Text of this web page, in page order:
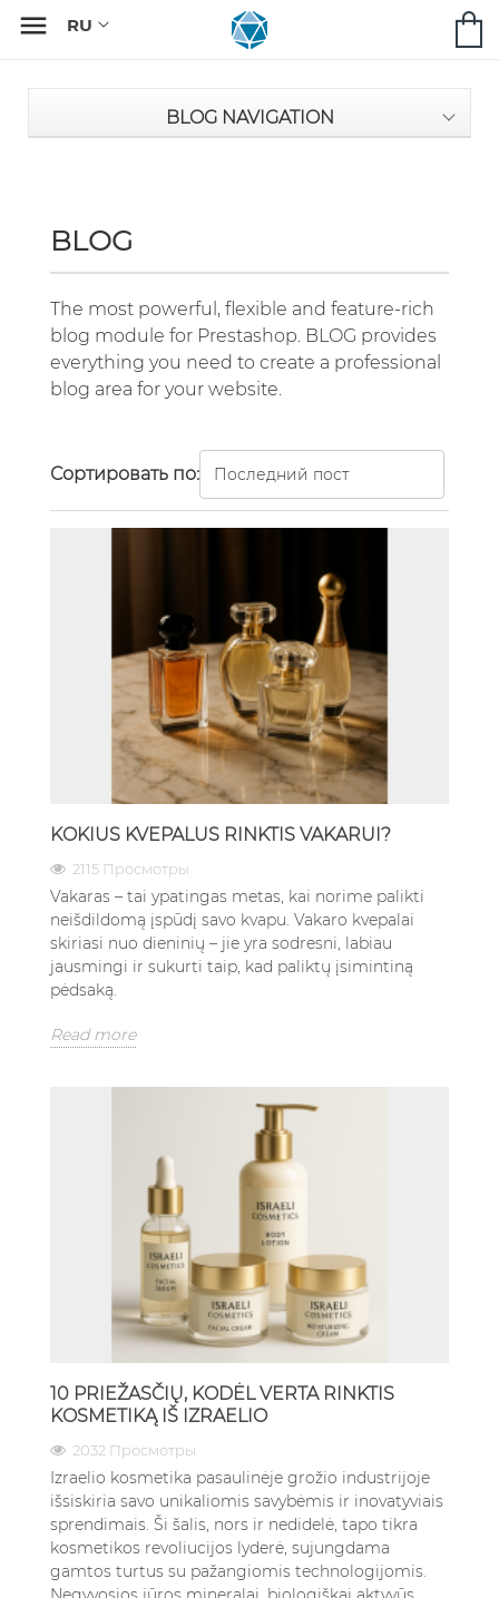

BLOG NAVIGATION
BLOG
The most powerful, flexible and feature-rich
blog module for Prestashop. BLOG provides
everything you need to create a professional
blog area for your website.
Сортировать по:
KOKIUS KVEPALUS RINKTIS VAKARUI?
2115 Просмотры
Vakaras – tai ypatingas metas, kai norime palikti
neišdildomą įspūdį savo kvapu. Vakaro kvepalai
skiriasi nuo dieninių – jie yra sodresni, labiau
jausmingi ir sukurti taip, kad paliktų įsimintiną
pėdsaką.
Read more
10 PRIEŽASČIŲ, KODĖL VERTA RINKTIS
KOSMETIKĄ IŠ IZRAELIO
2032 Просмотры
Izraelio kosmetika pasaulinėje grožio industrijoje
išsiskiria savo unikaliomis savybėmis ir inovatyviais
sprendimais. Ši šalis, nors ir nedidelė, tapo tikra
kosmetikos revoliucijos lyderė, sujungdama
gamtos turtus su pažangiomis technologijomis.